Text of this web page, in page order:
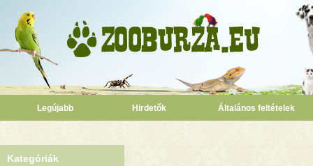
Legújabb Hirdetők Általános feltételek
Kategóriák